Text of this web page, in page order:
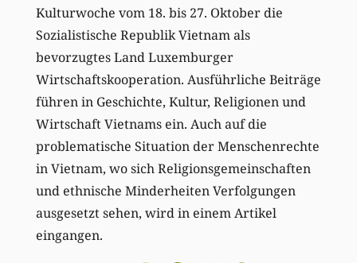
Kulturwoche vom 18. bis 27. Oktober die
Sozialistische Republik Vietnam als
bevorzugtes Land Luxemburger
Wirtschaftskooperation. Ausführliche Beiträge
führen in Geschichte, Kultur, Religionen und
Wirtschaft Vietnams ein. Auch auf die
problematische Situation der Menschenrechte
in Vietnam, wo sich Religionsgemeinschaften
und ethnische Minderheiten Verfolgungen
ausgesetzt sehen, wird in einem Artikel
eingangen.